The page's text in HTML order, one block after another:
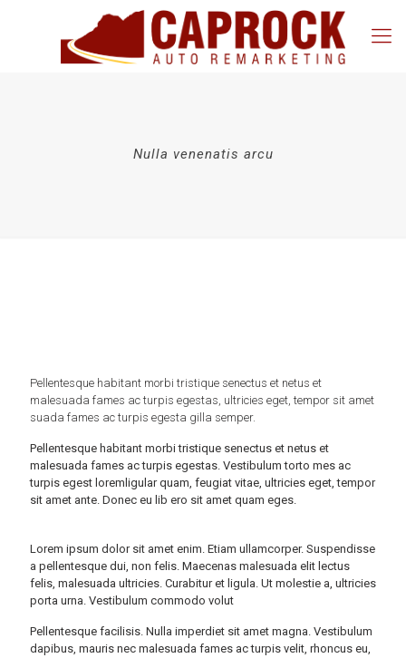
Nulla venenatis arcu
Pellentesque habitant morbi tristique senectus et netus et
malesuada fames ac turpis egestas, ultricies eget, tempor sit amet
suada fames ac turpis egesta gilla semper.
Pellentesque habitant morbi tristique senectus et netus et
malesuada fames ac turpis egestas. Vestibulum torto mes ac
turpis egest loremligular quam, feugiat vitae, ultricies eget, tempor
sit amet ante. Donec eu lib ero sit amet quam eges.
Lorem ipsum dolor sit amet enim. Etiam ullamcorper. Suspendisse
a pellentesque dui, non felis. Maecenas malesuada elit lectus
felis, malesuada ultricies. Curabitur et ligula. Ut molestie a, ultricies
porta urna. Vestibulum commodo volut
Pellentesque facilisis. Nulla imperdiet sit amet magna. Vestibulum
dapibus, mauris nec malesuada fames ac turpis velit, rhoncus eu,